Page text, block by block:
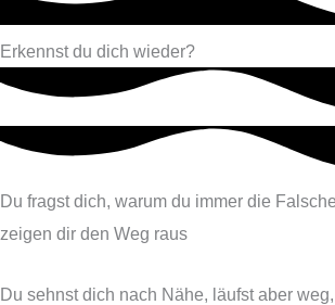
Erkennst du dich wieder?
Du fragst dich, warum du immer die
zeigen dir den Weg raus
Du sehnst dich nach Nähe, läufst aber